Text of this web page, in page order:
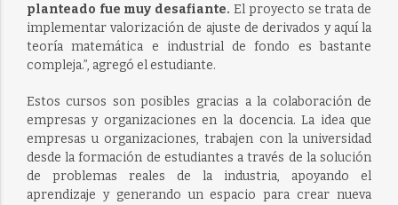
planteado fue muy desafiante. El proyecto se trata de
implementar valorización de ajuste de derivados y aquí la
teoría matemática e industrial de fondo es bastante
compleja.”, agregó el estudiante.
Estos cursos son posibles gracias a la colaboración de
empresas y organizaciones en la docencia. La idea que
empresas u organizaciones, trabajen con la universidad
desde la formación de estudiantes a través de la solución
de problemas reales de la industria, apoyando el
aprendizaje y generando un espacio para crear nueva